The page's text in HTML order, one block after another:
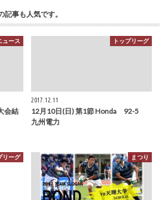
記事も人気です。
ュース
会結
トップリーグ
2017.12.11
12月10日(日) 第1節 Honda 92-5
九州電力
リーグ まつり